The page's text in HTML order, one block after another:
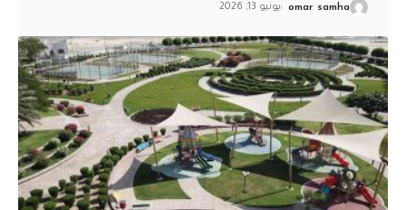
omar samha يونيو 13, 2026